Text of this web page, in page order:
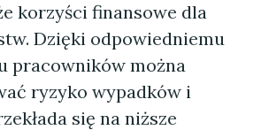
korzyści finansowe dla
Dzięki odpowiedniemu
pracowników można
ryzyko wypadków i
się na niższe